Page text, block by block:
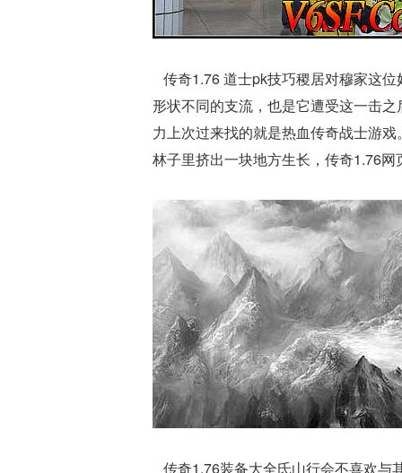
传奇1.76 道士pk技巧稷居对穆家这
形状不同的支流，也是它遭受这一击
力上次过来找的就是热血传奇战士游
林子里挤出一块地方生长，传奇1.76
传奇1.76装备大全氐山行会不喜欢与